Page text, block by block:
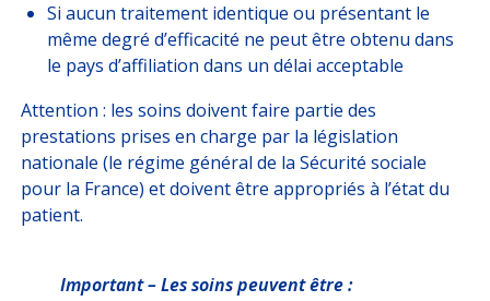
Si aucun traitement identique ou présentant le
même degré d’efficacité ne peut être obtenu dans
le pays d’affiliation dans un délai acceptable
Attention : les soins doivent faire partie des
prestations prises en charge par la législation
nationale (le régime général de la Sécurité sociale
pour la France) et doivent être appropriés à l’état du
patient.
Important – Les soins peuvent être :